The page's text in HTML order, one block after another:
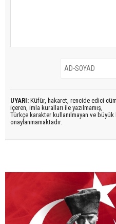
UYARI: Küfür, hakaret, rencide edici
içeren, imla kuralları ile yazılmamış,
Türkçe karakter kullanılmayan ve büyük
onaylanmamaktadır.